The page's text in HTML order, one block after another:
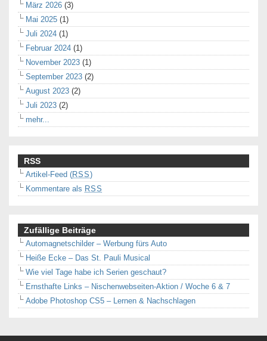
März 2026 (3)
Mai 2025 (1)
Juli 2024 (1)
Februar 2024 (1)
November 2023 (1)
September 2023 (2)
August 2023 (2)
Juli 2023 (2)
mehr...
RSS
Artikel-Feed (RSS)
Kommentare als RSS
Zufällige Beiträge
Automagnetschilder – Werbung fürs Auto
Heiße Ecke – Das St. Pauli Musical
Wie viel Tage habe ich Serien geschaut?
Ernsthafte Links – Nischenwebseiten-Aktion / Woche 6 & 7
Adobe Photoshop CS5 – Lernen & Nachschlagen